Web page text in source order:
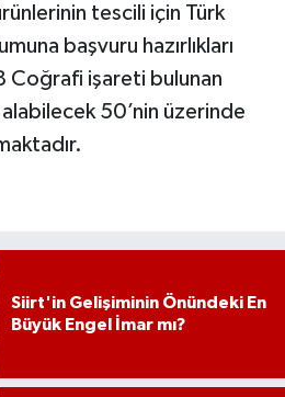
tescili için Türk
başvuru hazırlıkları
işareti bulunan
50’nin üzerinde
Siirt'in Gelişiminin Önündeki En
Büyük Engel İmar mı?